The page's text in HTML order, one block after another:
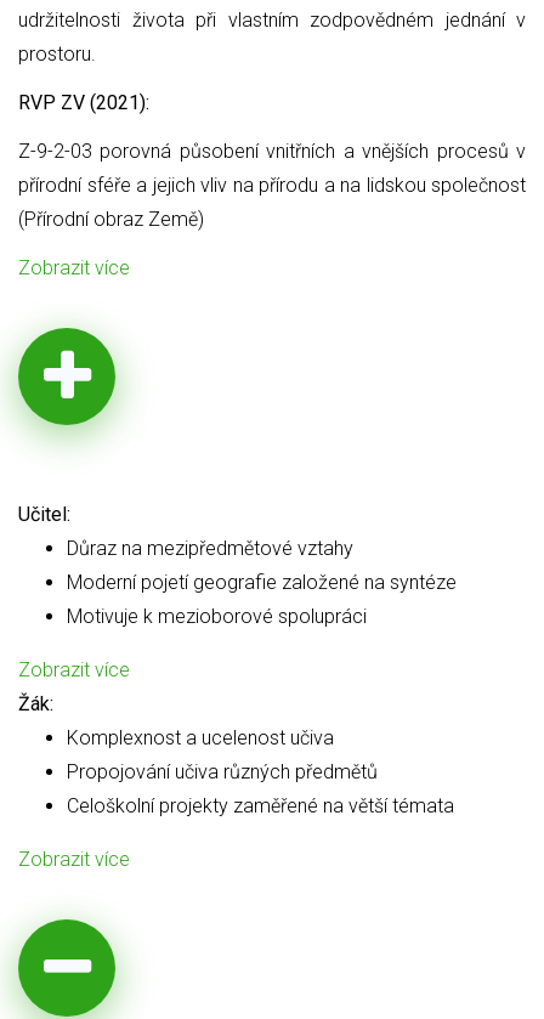
udržitelnosti života při vlastním zodpovědném jednání v
prostoru.
RVP ZV (2021):
Z-9-2-03 porovná působení vnitřních a vnějších procesů v
přírodní sféře a jejich vliv na přírodu a na lidskou společnost
(Přírodní obraz Země)
Zobrazit více
Učitel:
Důraz na mezipředmětové vztahy
Moderní pojetí geografie založené na syntéze
Motivuje k mezioborové spolupráci
Zobrazit více
Žák:
Komplexnost a ucelenost učiva
Propojování učiva různých předmětů
Celoškolní projekty zaměřené na větší témata
Zobrazit více